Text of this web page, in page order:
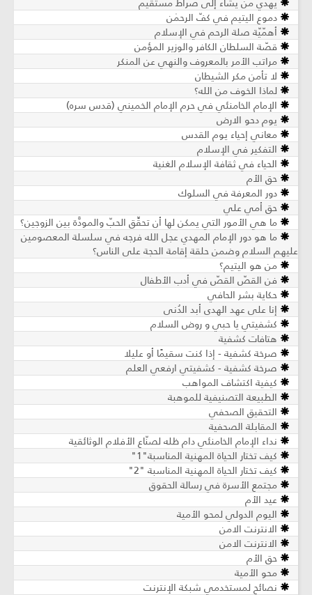
دموع اليتيم في كفّ الرحمٰن
أهمّيّة صلة الرحم في الإسلام
قصّة السلطان الكافر والوزير المؤمن
مراتب الأمر بالمعروف والنهي عن المنكر
لا تأمن مكر الشيطان
لماذا الخوف من الله؟
الإمام الخامنئي في حرم الإمام الخميني (قدس سره)
يوم دحو الارض
معاني إحياء يوم القدس
التفكير في الإسلام
الحياء في ثقافة الإسلام الغنية
حق الأم
دور المعرفة في السلوك
حق أمي علي
ما هي الأمور التي يمكن لها أن تحقِّق الحبّ والمودَّة بين الزوجين؟
ما هو دور الإمام المهدي عجل الله فرجه في سلسلة المعصومين
عليهم السلام وضمن حلقة إقامة الحجة على الناس؟
من هو اليتيم؟
فن القصّ القصّ في أدب الأطفال
حكاية بشر الحافي
إنا على عهد الهدى أبد الدُنى
كشفيتي يا حبي و روض السلام
هتافات كشفية
صرخة كشفية - إذا كنت سقيمًا أو عليلا
صرخة كشفية - كشفيتي ارفعي العلم
كيفية اكتشاف المواهب
الطبيعة التصنيفية للموهبة
التحقيق الصحفي
المقابلة الصحفية
نداء الإمام الخامنئي دام ظله لصنّاع الأفلام الوثائقية
كيف تختار الحياة المهنية المناسبة"1"
كيف تختار الحياة المهنية المناسبة "2"
مجتمع الأسرة في رسالة الحقوق
عيد الأم
اليوم الدولي لمحو الأمية
الانترنت الامن
الانترنت الامن
حق الأم
محو الأمية
نصائح لمستخدمي شبكة الإنترنت